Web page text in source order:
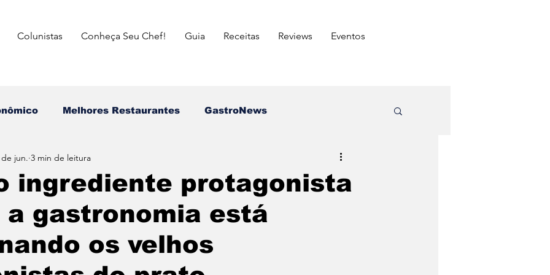
Colunistas Conheça Seu Chef! Guia Receitas Reviews ⁠Eventos
Melhores Restaurantes ⁠GastroNews
⁠Insiders
Italiana Mexicana Japonesa
ingrediente protagonista
a gastronomia está
os velhos
jun. 3 min de leitura